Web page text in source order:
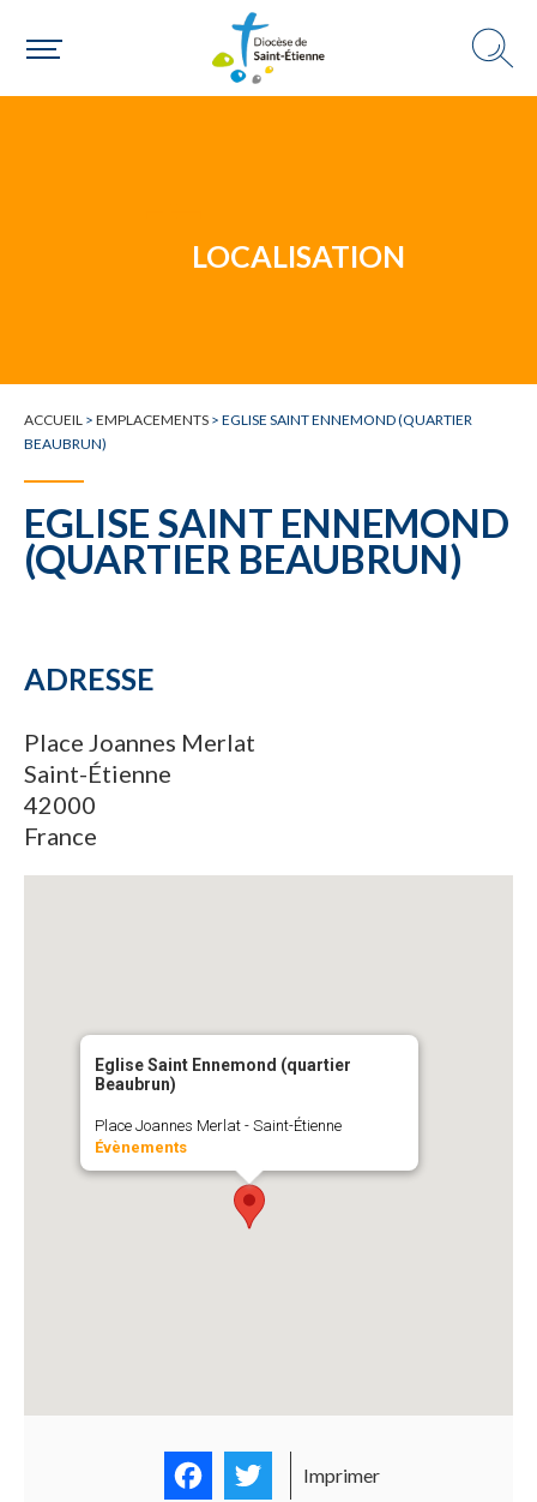
LOCALISATION
ACCUEIL > EMPLACEMENTS > EGLISE SAINT ENNEMOND (QUARTIER
BEAUBRUN)
EGLISE SAINT ENNEMOND
(QUARTIER BEAUBRUN)
ADRESSE
Place Joannes Merlat
Saint-Étienne
42000
France
Eglise Saint Ennemond (quartier
Beaubrun)
Place Joannes Merlat - Saint-Étienne
Évènements
FacebookTwitter
Imprimer